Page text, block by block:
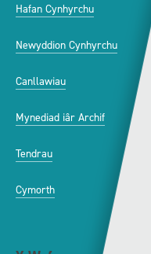
Hafan Cynhyrchu
Newyddion Cynhyrchu
Canllawiau
Mynediad iâr Archif
Tendrau
Cymorth